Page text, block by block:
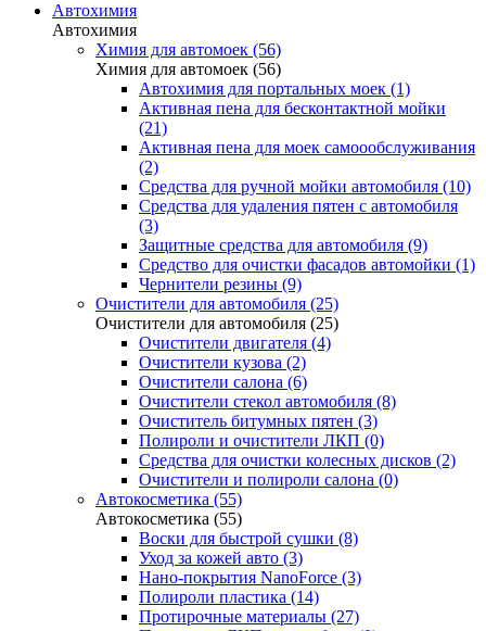
Автохимия
Автохимия
Химия для автомоек (56)
Химия для автомоек (56)
Автохимия для портальных моек (1)
Активная пена для бесконтактной мойки
(21)
Активная пена для моек самоообслуживания
(2)
Средства для ручной мойки автомобиля (10)
Средства для удаления пятен с автомобиля
(3)
Защитные средства для автомобиля (9)
Средство для очистки фасадов автомойки (1)
Чернители резины (9)
Очистители для автомобиля (25)
Очистители для автомобиля (25)
Очистители двигателя (4)
Очистители кузова (2)
Очистители салона (6)
Очистители стекол автомобиля (8)
Очиститель битумных пятен (3)
Полироли и очистители ЛКП (0)
Средства для очистки колесных дисков (2)
Очистители и полироли салона (0)
Автокосметика (55)
Автокосметика (55)
Воски для быстрой сушки (8)
Уход за кожей авто (3)
Нано-покрытия NanoForce (3)
Полироли пластика (14)
Протирочные материалы (27)